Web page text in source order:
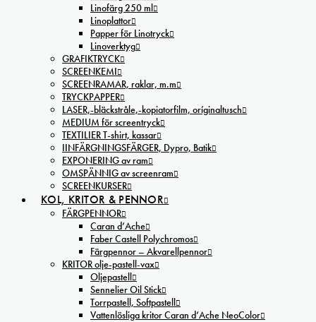
Linofärg 250 ml
Linoplattor
Papper för Linotryck
Linoverktyg
GRAFIKTRYCK
SCREENKEMI
SCREENRAMAR, raklar, m.m
TRYCKPAPPER
LASER,-bläckstråle,-kopiatorfilm, oríginaltusch
MEDIUM för screentryck
TEXTILIER T-shirt, kassar
IINFÄRGNINGSFÄRGER, Dypro, Batik
EXPONERING av ram
OMSPÄNNIG av screenram
SCREENKURSER
KOL, KRITOR & PENNOR
FÄRGPENNOR
Caran d’Ache
Faber Castell Polychromos
Färgpennor – Akvarellpennor
KRITOR olje-pastell-vax
Oljepastell
Sennelier Oil Stick
Torrpastell, Softpastell
Vattenlösliga kritor Caran d’Ache NeoColor